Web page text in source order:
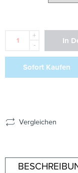
+
-
In
Sofort Kaufen
Vergleichen